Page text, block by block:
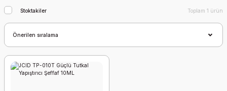
Stoktakiler Toplam 1 ürün